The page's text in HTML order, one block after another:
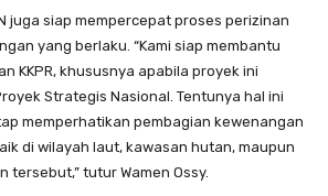
juga siap mempercepat proses perizinan
yang berlaku. “Kami siap membantu
KKPR, khususnya apabila proyek ini
Strategis Nasional. Tentunya hal ini
memperhatikan pembagian kewenangan
di wilayah laut, kawasan hutan, maupun
tersebut,” tutur Wamen Ossy.